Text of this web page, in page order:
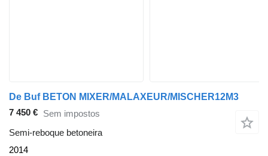
De Buf BETON MIXER/MALAXEUR/MISCHER12M3
7 450 € Sem impostos
Semi-reboque betoneira
2014